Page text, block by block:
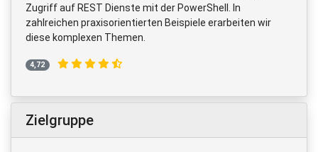
Zugriff auf REST Dienste mit der PowerShell. In
zahlreichen praxisorientierten Beispiele erarbeiten wir
diese komplexen Themen.
4,72
Zielgruppe